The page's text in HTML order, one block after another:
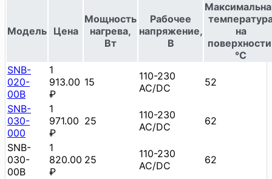
Модель Цена
Мощность
нагрева,
Вт
Рабочее
напряжение,
В
на
°С
SNB-
020-
00B
1
913.00
₽
15
110-230
AC/DC
52
SNB-
030-
000
1
971.00
₽
25
110-230
AC/DC
62
SNB-
030-
00B
1
820.00
₽
25
110-230
AC/DC
62